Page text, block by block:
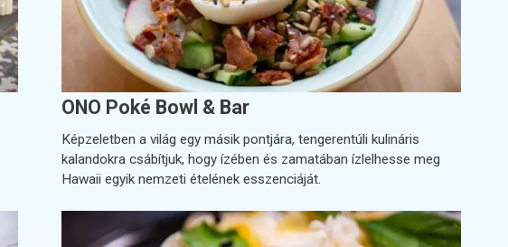
ONO Poké Bowl & Bar
Képzeletben a világ egy másik pontjára, tengerentúli kulináris
kalandokra csábítjuk, hogy ízében és zamatában ízlelhesse meg
Hawaii egyik nemzeti ételének esszenciáját.